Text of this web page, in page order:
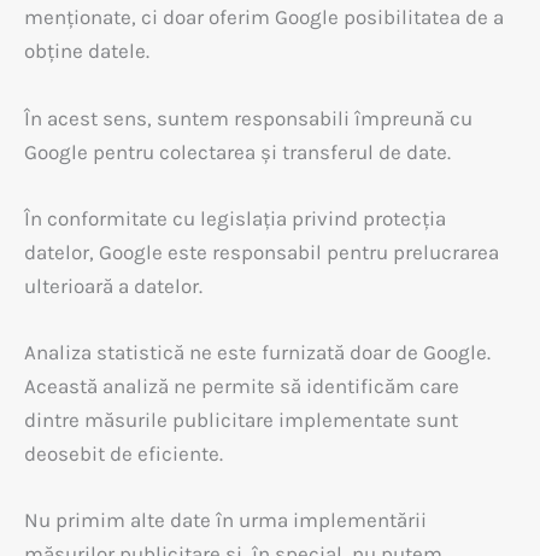
menționate, ci doar oferim Google posibilitatea de a
obține datele.
În acest sens, suntem responsabili împreună cu
Google pentru colectarea și transferul de date.
În conformitate cu legislația privind protecția
datelor, Google este responsabil pentru prelucrarea
ulterioară a datelor.
Analiza statistică ne este furnizată doar de Google.
Această analiză ne permite să identificăm care
dintre măsurile publicitare implementate sunt
deosebit de eficiente.
Nu primim alte date în urma implementării